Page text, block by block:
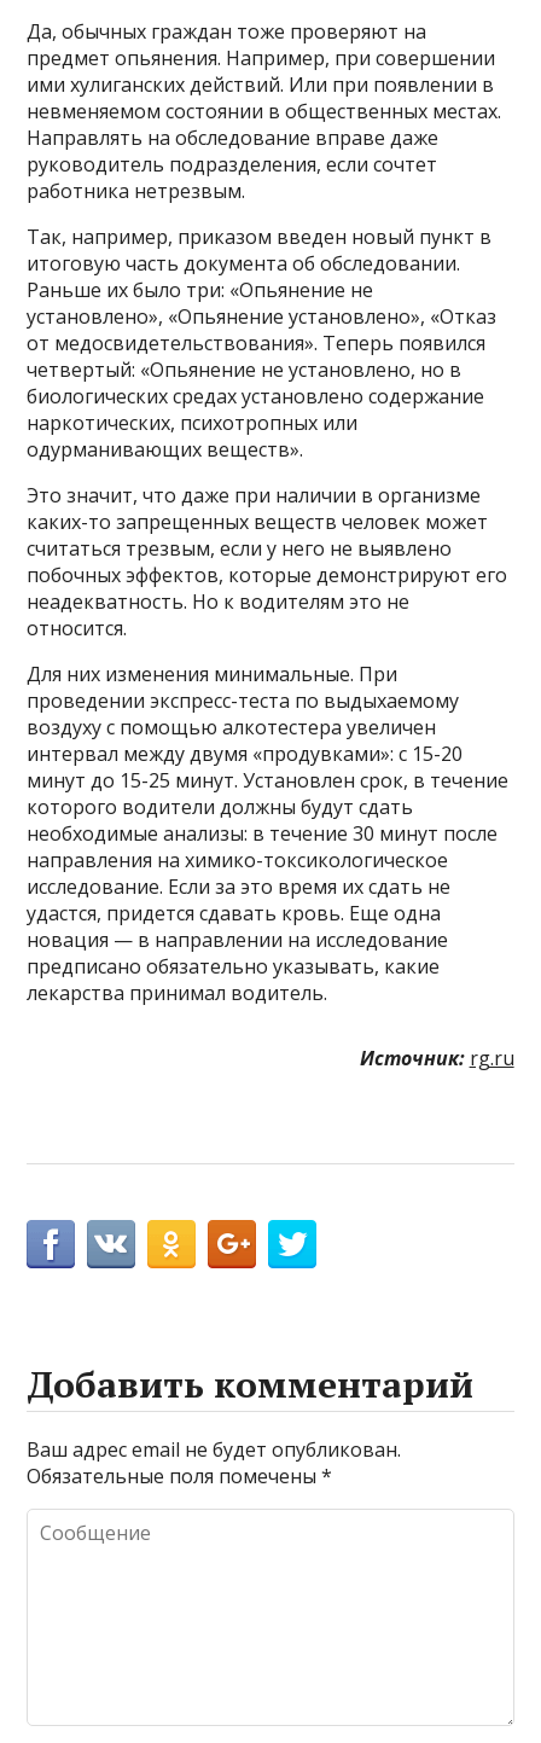
Да, обычных граждан тоже проверяют на
предмет опьянения. Например, при совершении
ими хулиганских действий. Или при появлении в
невменяемом состоянии в общественных местах.
Направлять на обследование вправе даже
руководитель подразделения, если сочтет
работника нетрезвым.
Так, например, приказом введен новый пункт в
итоговую часть документа об обследовании.
Раньше их было три: «Опьянение не
установлено», «Опьянение установлено», «Отказ
от медосвидетельствования». Теперь появился
четвертый: «Опьянение не установлено, но в
биологических средах установлено содержание
наркотических, психотропных или
одурманивающих веществ».
Это значит, что даже при наличии в организме
каких-то запрещенных веществ человек может
считаться трезвым, если у него не выявлено
побочных эффектов, которые демонстрируют его
неадекватность. Но к водителям это не
относится.
Для них изменения минимальные. При
проведении экспресс-теста по выдыхаемому
воздуху с помощью алкотестера увеличен
интервал между двумя «продувками»: с 15-20
минут до 15-25 минут. Установлен срок, в течение
которого водители должны будут сдать
необходимые анализы: в течение 30 минут после
направления на химико-токсикологическое
исследование. Если за это время их сдать не
удастся, придется сдавать кровь. Еще одна
новация — в направлении на исследование
предписано обязательно указывать, какие
лекарства принимал водитель.
Источник: rg.ru
Добавить комментарий
Ваш адрес email не будет опубликован.
Обязательные поля помечены*